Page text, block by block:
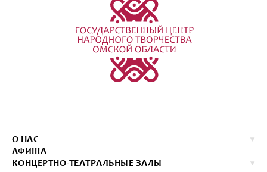
О НАС
АФИША
КОНЦЕРТНО-ТЕАТРАЛЬНЫЕ ЗАЛЫ